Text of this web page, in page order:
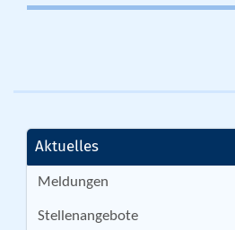
Aktuelles
Meldungen
Stellenangebote